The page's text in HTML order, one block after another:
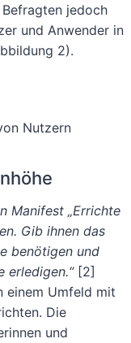
jedoch
und Anwender in
2).
Nutzern
Manifest „Errichte
Gib ihnen das
benötigen und
erledigen.“ [2]
einem Umfeld mit
Die
und